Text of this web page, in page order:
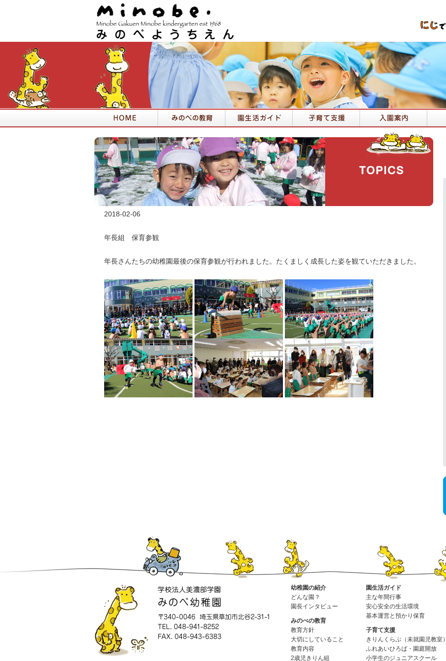
2018-02-06
年長組 保育参観
年長さんたちの幼稚園最後の保育参観が行われました。たくましく成長した姿を観ていただきました。
幼稚園の紹介
どんな園？
園長インタビュー
みのべの教育
教育方針
大切にしていること
教育内容
2歳児きりん組
園生活ガイド
主な年間行事
安心安全の生活環境
基本運営と預かり保育
子育て支援
きりんくらぶ（未就園児教室）
ふれあいひろば・園庭開放
小学生のジュニアスクール